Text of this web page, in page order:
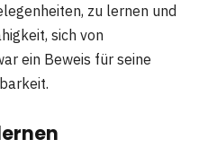
zu lernen und
sich von
ein Beweis für seine